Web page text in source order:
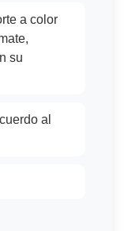
a color
su
al